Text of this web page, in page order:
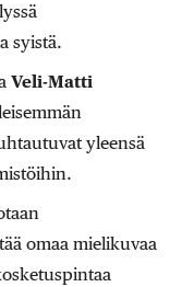
syistä.
Veli-Matti
yleensä
omaa mielikuvaa